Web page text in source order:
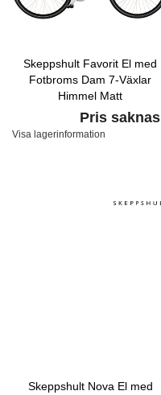
Skeppshult Favorit El med
Fotbroms Dam 7-Växlar
Himmel Matt
Pris saknas
Visa lagerinformation
Skeppshult Nova El med